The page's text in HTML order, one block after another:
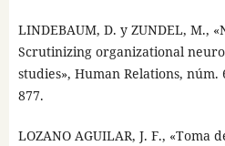
LINDEBAUM, D. y ZUNDEL, M.,
Scrutinizing organizational
studies», Human Relations, núm.
877.
LOZANO AGUILAR, J. F., «Toma